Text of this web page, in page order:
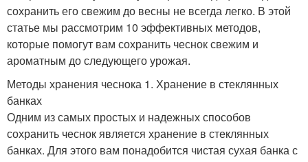
сохранить его свежим до весны не всегда легко. В этой
статье мы рассмотрим 10 эффективных методов,
которые помогут вам сохранить чеснок свежим и
ароматным до следующего урожая.
Методы хранения чеснока 1. Хранение в стеклянных
банках
Одним из самых простых и надежных способов
сохранить чеснок является хранение в стеклянных
банках. Для этого вам понадобится чистая сухая банка с